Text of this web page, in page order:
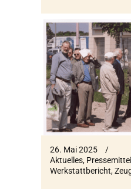
26. Mai 2025
Aktuelles,
Werkstattbericht,